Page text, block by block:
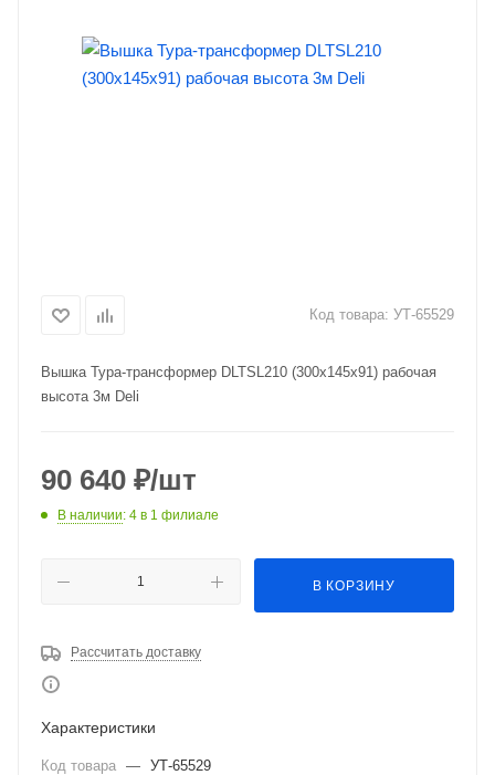
Код товара: УТ-65529
Вышка Тура-трансформер DLTSL210 (300х145х91) рабочая
высота 3м Deli
90 640 ₽/шт
В наличии: 4 в 1 филиале
В КОРЗИНУ
Рассчитать доставку
Характеристики
Код товара — УТ-65529